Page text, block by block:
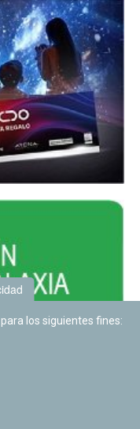
los siguientes fines: